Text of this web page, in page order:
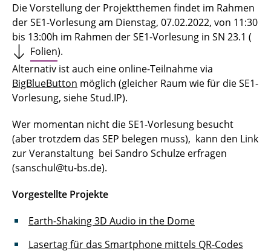
Die Vorstellung der Projektthemen findet im Rahmen
der SE1-Vorlesung am Dienstag, 07.02.2022, von 11:30
bis 13:00h im Rahmen der SE1-Vorlesung in SN 23.1 (
Folien).
Alternativ ist auch eine online-Teilnahme via
BigBlueButton möglich (gleicher Raum wie für die SE1-
Vorlesung, siehe Stud.IP).
Wer momentan nicht die SE1-Vorlesung besucht
(aber trotzdem das SEP belegen muss), kann den Link
zur Veranstaltung bei Sandro Schulze erfragen
(sanschul@tu-bs.de).
Vorgestellte Projekte
Earth-Shaking 3D Audio in the Dome
Lasertag für das Smartphone mittels QR-Codes